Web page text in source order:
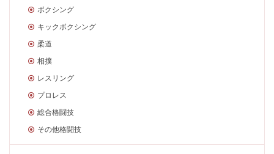
ボクシング
キックボクシング
柔道
相撲
レスリング
プロレス
総合格闘技
その他格闘技